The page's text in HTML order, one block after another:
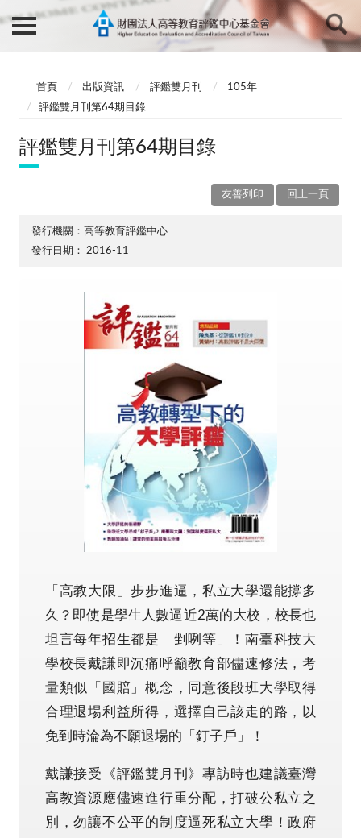
首頁 出版資訊 評鑑雙月刊
105年
評鑑雙月刊第64期目錄
評鑑雙月刊第64期目錄
回上一頁
友善列印
發行機關：高等教育評鑑中心
發行日期： 2016-11
「高教大限」步步進逼，私立大學還能撐多
久？即使是學生人數逼近2萬的大校，校長也
坦言每年招生都是「剉咧等」！南臺科技大
學校長戴謙即沉痛呼籲教育部儘速修法，考
量類似「國賠」概念，同意後段班大學取得
合理退場利益所得，選擇自己該走的路，以
免到時淪為不願退場的「釘子戶」！
戴謙接受《評鑑雙月刊》專訪時也建議臺灣
高教資源應儘速進行重分配，打破公私立之
別，勿讓不公平的制度逼死私立大學！政府